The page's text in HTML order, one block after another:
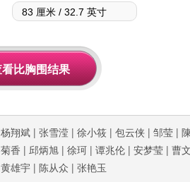
杨翔斌 | 张雪滢 | 徐小筱 | 包云侠 | 邹莹 |
菊香 | 邱炳旭 | 徐珂 | 谭兆伦 | 安梦莹 | 曹
黄雄宇 | 陈从众 | 张艳玉